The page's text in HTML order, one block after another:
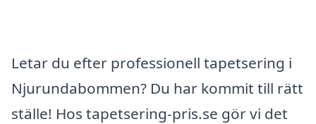
Letar du efter professionell tapetsering i
Njurundabommen? Du har kommit till rätt
ställe! Hos tapetsering-pris.se gör vi det